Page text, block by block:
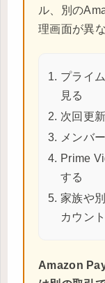
ル、別の
理画面が異
プライ
見る
次回更
メンバ
Prime
する
家族や
カウン
Amazon